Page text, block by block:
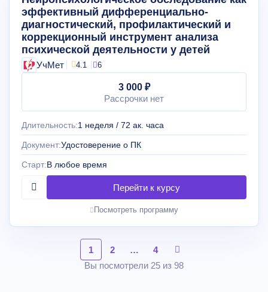
эффективный дифференциально-
диагностический, профилактический и
коррекционный инструмент анализа
психической деятельности у детей
УчМет 4.1 6
3 000 ₽
Рассрочки нет
Длительность:1 неделя / 72 ак. часа
Документ:Удостоверение о ПК
Старт:В любое время
Посмотреть программу
Вы посмотрели 25 из 98
1 2 … 4